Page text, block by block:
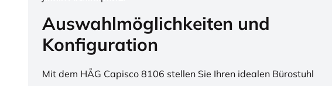
Auswahlmöglichkeiten und
Konfiguration
Mit dem HÅG Capisco 8106 stellen Sie Ihren idealen Bürostuhl